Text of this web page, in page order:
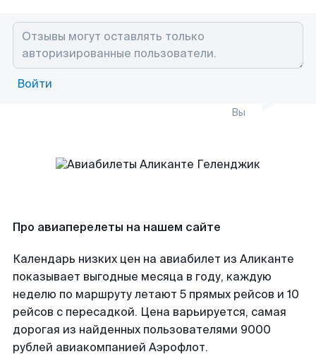
Войти
Вы
Про авиаперелеты на нашем сайте
Календарь низких цен на авиабилет из Аликанте
показывает выгодные месяца в году, каждую
неделю по маршруту летают 5 прямых рейсов и 10
рейсов с пересадкой. Цена варьируется, самая
дорогая из найденных пользователями 9000
рублей авиакомпанией Аэрофлот.